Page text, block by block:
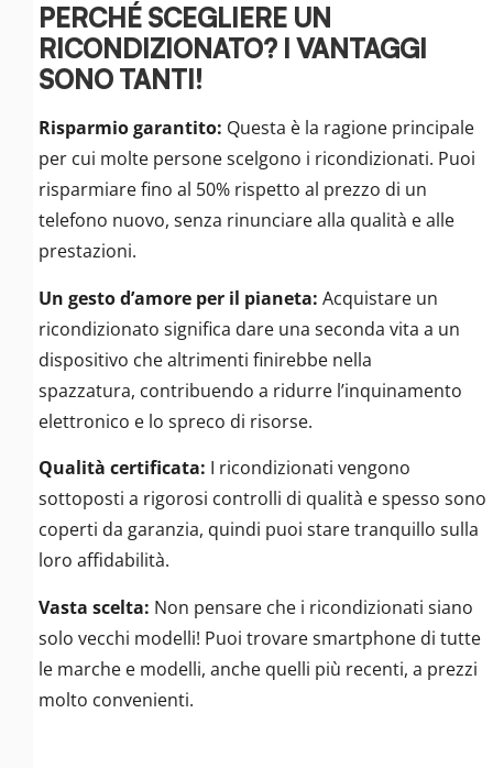
PERCHÉ SCEGLIERE UN
RICONDIZIONATO? I VANTAGGI
SONO TANTI!
Risparmio garantito: Questa è la ragione principale
per cui molte persone scelgono i ricondizionati. Puoi
risparmiare fino al 50% rispetto al prezzo di un
telefono nuovo, senza rinunciare alla qualità e alle
prestazioni.
Un gesto d’amore per il pianeta: Acquistare un
ricondizionato significa dare una seconda vita a un
dispositivo che altrimenti finirebbe nella
spazzatura, contribuendo a ridurre l’inquinamento
elettronico e lo spreco di risorse.
Qualità certificata: I ricondizionati vengono
sottoposti a rigorosi controlli di qualità e spesso sono
coperti da garanzia, quindi puoi stare tranquillo sulla
loro affidabilità.
Vasta scelta: Non pensare che i ricondizionati siano
solo vecchi modelli! Puoi trovare smartphone di tutte
le marche e modelli, anche quelli più recenti, a prezzi
molto convenienti.